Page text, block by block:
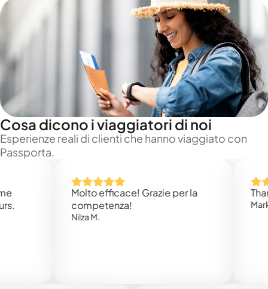
Cosa dicono i viaggiatori di noi
Esperienze reali di clienti che hanno viaggiato con
Passporta.
Molto efficace! Grazie per la
competenza!
Thank
Mark N.